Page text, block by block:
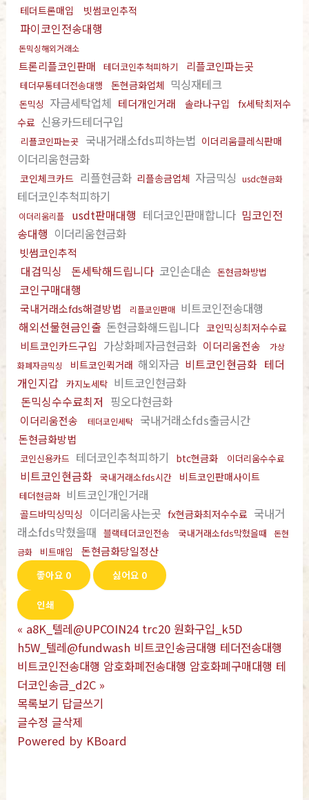
테더트론매입
빗썸코인추적
파이코인전송대행
돈믹싱해외거래소
트론리플코인판매 테더코인추척피하기 리플코인파는곳
테더무통테더전송대행 돈현금화업체 믹싱재테크
돈믹싱 자금세탁업체 테더개인거래 솔라나구입
fx세탁최저수
수료 신용카드테더구입
리플코인파는곳 국내거래소fds피하는법 이더리움클레식판매
이더리움현금화
코인체크카드 리플현금화 리플송금업체 자금믹싱 usdc현금화
테더코인추척피하기
이더리움리플 usdt판매대행 테더코인판매합니다 밈코인전
송대행 이더리움현금화
빗썸코인추적
대검믹싱 돈세탁해드립니다 코인손대손 돈현금화방법
코인구매대행
국내거래소fds해결방법 리플코인판매 비트코인전송대행
해외선물현금인출 돈현금화해드립니다 코인믹싱최저수수료
비트코인카드구입 가상화폐자금현금화 이더리움전송
가상
화폐자금믹싱
비트코인퀵거래 해외자금 비트코인현금화 테더
개인지갑 카지노세탁 비트코인현금화
돈믹싱수수료최저 핑오다현금화
이더리움전송 테더코인세탁 국내거래소fds출금시간
돈현금화방법
코인신용카드 테더코인추척피하기 btc현금화 이더리움수수료
비트코인현금화 국내거래소fds시간 비트코인판매사이트
테더현금화 비트코인개인거래
골드바믹싱믹싱 이더리움사는곳 fx현금화최저수수료 국내거
래소fds막혔을때 블랙테더코인전송 국내거래소fds막혔을때
돈현
금화
비트매입 돈현금화당일정산
좋아요 0 싫어요 0
인쇄
« a8K_텔레@UPCOIN24 trc20 원화구입_k5D
h5W_텔레@fundwash 비트코인송금대행 테더전송대행
비트코인전송대행 암호화폐전송대행 암호화폐구매대행 테
더코인송금_d2C »
목록보기 답글쓰기
글수정 글삭제
Powered by KBoard